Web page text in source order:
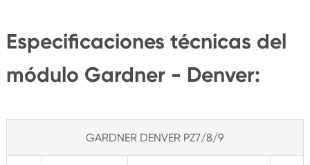
Especificaciones técnicas del
módulo Gardner - Denver:
GARDNER DENVER PZ7/8/9